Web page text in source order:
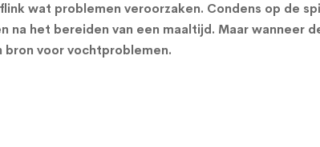
wat problemen veroorzaken. Condens op de
na het bereiden van een maaltijd. Maar wanneer
bron voor vochtproblemen.